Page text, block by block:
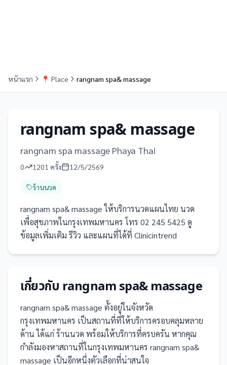
หน้าแรก 📍 Place rangnam spa& massage
rangnam spa& massage
rangnam spa massage Phaya Thai
0 1201 ครั้ง 12/5/2569
ร้านนวด
rangnam spa& massage ให้บริการนวดแผนไทย นวด
เพื่อสุขภาพในกรุงเทพมหานคร โทร 02 245 5425 ดู
ข้อมูลเพิ่มเติม รีวิว และแผนที่ได้ที่ Clinicintrend
เกี่ยวกับ rangnam spa& massage
rangnam spa& massage ตั้งอยู่ในจังหวัด
กรุงเทพมหานคร เป็นสถานที่ที่ให้บริการครอบคลุมหลาย
ด้าน ได้แก่ ร้านนวด พร้อมให้บริการที่ครบครัน หากคุณ
กำลังมองหาสถานที่ในกรุงเทพมหานคร rangnam spa&
massage เป็นอีกหนึ่งตัวเลือกที่น่าสนใจ